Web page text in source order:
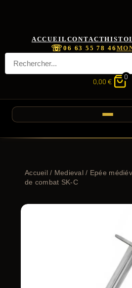
ACCUEIL CONTACT
☏06 63 55 78 46
0,00 €
0
Accueil/ Medieval / Epée
de combat SK-C